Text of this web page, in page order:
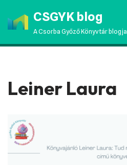
Skip
CSGYK blog
A Csorba Győző Könyvtár blogja
Leiner Laura